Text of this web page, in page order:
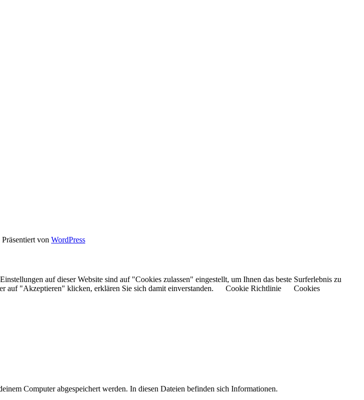
von WordPress
auf dieser Website sind auf "Cookies zulassen" eingestellt, um Ihnen das beste Surferlebnis zu
auf "Akzeptieren" klicken, erklären Sie sich damit einverstanden.
Cookie Richtlinie
Cookies
Computer abgespeichert werden. In diesen Dateien befinden sich Informationen.